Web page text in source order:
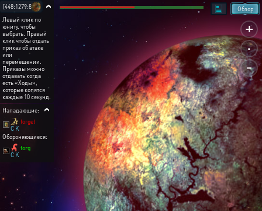
+
.
-
Обзор
[448:1279:8]
Левый клик по
юниту, чтобы
выбрать. Правый
клик чтобы отдать
приказ об атаке
или
перемещении.
Приказы можно
отдавать когда
есть «Ходы»,
которые копятся
каждые 10 секунд.
Нападающие:
torget
C K
Обороняющиеся:
torg
C K